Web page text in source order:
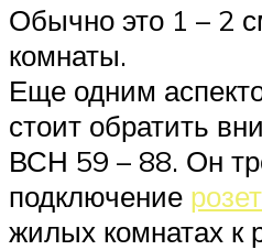
Обычно это 1 – 2
комнаты.
Еще одним
стоит обратить
ВСН 59 – 88. Он
подключение
жилых комнатах к